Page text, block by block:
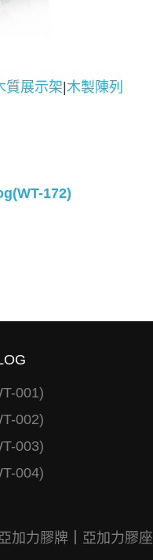
質展示架 木製陳列
172)
001)
002)
003)
004)
加力膠牌｜ 亞加力膠座